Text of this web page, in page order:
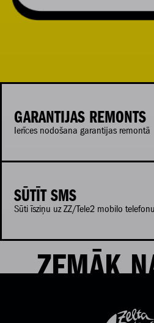
GARANTIJAS REMONTS
Ierīces nodošana garantijas remontā
SŪTĪT SMS
Sūti īsziņu uz ZZ/Tele2 mobilo telefonu
ZEMĀK